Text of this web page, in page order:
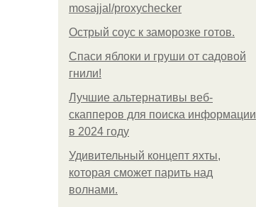
mosajjal/proxychecker
Острый соус к заморозке готов.
Спаси яблоки и груши от садовой
гнили!
Лучшие альтернативы веб-
скапперов для поиска информации
в 2024 году
Удивительный концепт яхты,
которая сможет парить над
волнами.